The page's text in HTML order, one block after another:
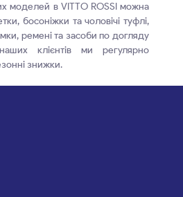
моделей в VITTO ROSSI можна
босоніжки та чоловічі туфлі,
ремені та засоби по догляду
клієнтів ми регулярно
знижки.